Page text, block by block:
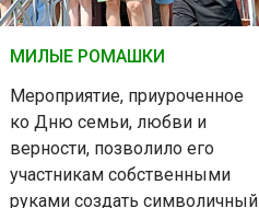
МИЛЫЕ РОМАШКИ
Мероприятие, приуроченное
ко Дню семьи, любви и
верности, позволило его
участникам собственными
руками создать символичный